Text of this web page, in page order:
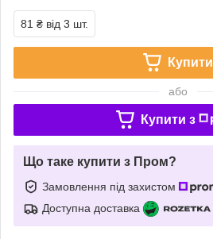
81 ₴ від 3 шт.
Купити
або
Купити з
Що таке купити з Пром?
Замовлення під захистом
Доступна доставка